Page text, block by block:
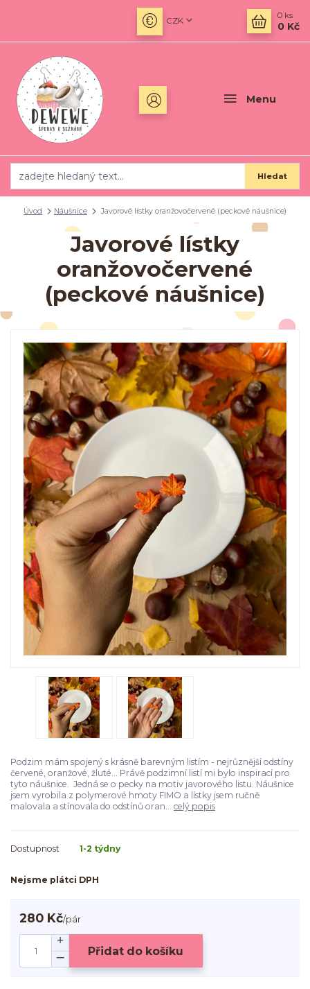
Menu
CZK
Hledat
0 ks
0 Kč
Úvod Náušnice Javorové lístky oranžovočervené (peckové náušnice)
Javorové lístky
oranžovočervené
(peckové náušnice)
Podzim mám spojený s krásně barevným listím - nejrůznější odstíny
červené, oranžové, žluté... Právě podzimní listí mi bylo inspirací pro
tyto náušnice. Jedná se o pecky na motiv javorového listu. Náušnice
jsem vyrobila z polymerové hmoty FIMO a lístky jsem ručně
malovala a stínovala do odstínů oran... celý popis
Dostupnost 1-2 týdny
Nejsme plátci DPH
280 Kč/pár
Přidat do košíku